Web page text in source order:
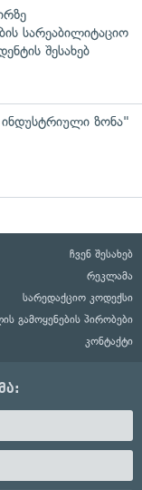
სარეაბილიტაციო
შესახებ
ზონა"
ჩვენ შესახებ
რეკლამა
სარედაქციო კოდექსი
გამოყენების პირობები
კონტაქტი